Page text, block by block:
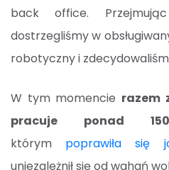
back office.
dostrzegliśmy w
robotyczny i
W tym momencie razem
pracuje ponad
którym poprawiła się
uniezależnił się od wahań